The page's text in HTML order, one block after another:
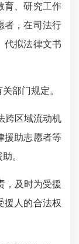
育、研究工作
者，在司法行
代拟法律文书
部门规定。
跨区域流动机
援助志愿者等
。
，及时为受援
援人的合法权